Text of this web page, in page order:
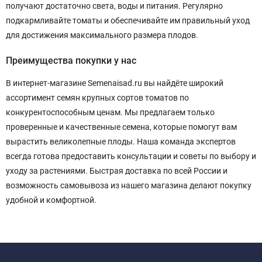
получают достаточно света, воды и питания. Регулярно
подкармливайте томаты и обеспечивайте им правильный уход
для достижения максимального размера плодов.
Преимущества покупки у нас
В интернет-магазине Semenaisad.ru вы найдёте широкий
ассортимент семян крупных сортов томатов по
конкурентоспособным ценам. Мы предлагаем только
проверенные и качественные семена, которые помогут вам
вырастить великолепные плоды. Наша команда экспертов
всегда готова предоставить консультации и советы по выбору и
уходу за растениями. Быстрая доставка по всей России и
возможность самовывоза из нашего магазина делают покупку
удобной и комфортной.